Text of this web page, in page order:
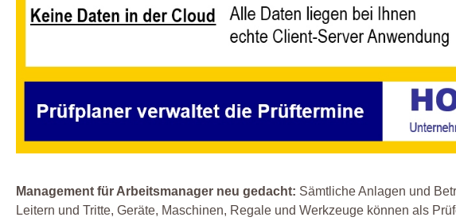
Management für Arbeitsmanager neu gedacht: Sämtliche Anlagen und
Leitern und Tritte, Geräte, Maschinen, Regale und Werkzeuge können als